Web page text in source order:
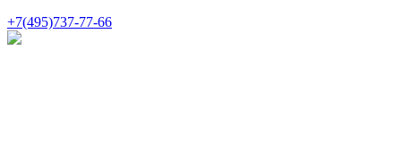
+7(495)737-77-66